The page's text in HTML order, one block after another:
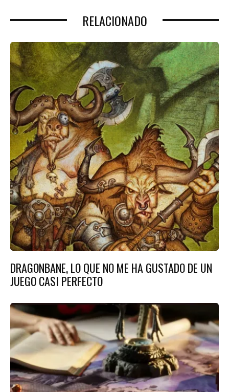
RELACIONADO
DRAGONBANE, LO QUE NO ME HA GUSTADO DE UN
JUEGO CASI PERFECTO